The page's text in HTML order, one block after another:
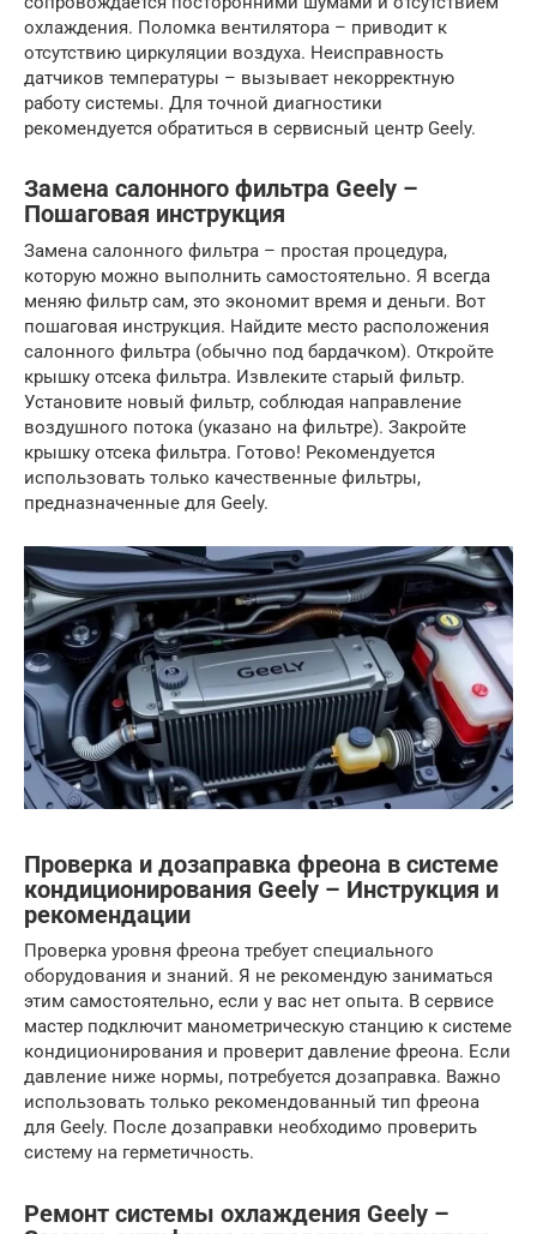
охлаждения. Поломка вентилятора – приводит к
отсутствию циркуляции воздуха. Неисправность
датчиков температуры – вызывает некорректную
работу системы. Для точной диагностики
рекомендуется обратиться в сервисный центр Geely.
Замена салонного фильтра Geely –
Пошаговая инструкция
Замена салонного фильтра – простая процедура,
которую можно выполнить самостоятельно. Я всегда
меняю фильтр сам, это экономит время и деньги. Вот
пошаговая инструкция. Найдите место расположения
салонного фильтра (обычно под бардачком). Откройте
крышку отсека фильтра. Извлеките старый фильтр.
Установите новый фильтр, соблюдая направление
воздушного потока (указано на фильтре). Закройте
крышку отсека фильтра. Готово! Рекомендуется
использовать только качественные фильтры,
предназначенные для Geely.
Проверка и дозаправка фреона в системе
кондиционирования Geely – Инструкция и
рекомендации
Проверка уровня фреона требует специального
оборудования и знаний. Я не рекомендую заниматься
этим самостоятельно, если у вас нет опыта. В сервисе
мастер подключит манометрическую станцию к системе
кондиционирования и проверит давление фреона. Если
давление ниже нормы, потребуется дозаправка. Важно
использовать только рекомендованный тип фреона
для Geely. После дозаправки необходимо проверить
систему на герметичность.
Ремонт системы охлаждения Geely –